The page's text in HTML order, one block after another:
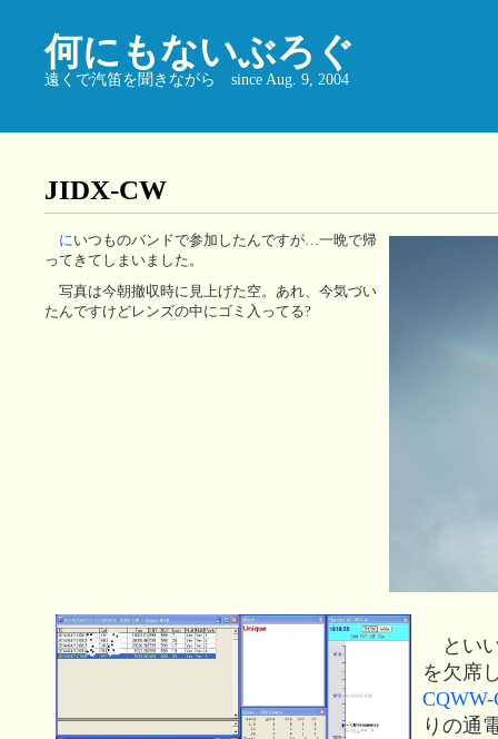
何にもないぶろぐ
遠くで汽笛を聞きながら since Aug. 9, 2004
JIDX-CW
にいつものバンドで参加したんですが…一晩で帰
ってきてしまいました。
写真は今朝撤収時に見上げた空。あれ、今気づい
たんですけどレンズの中にゴミ入ってる?
とい
を欠席
CQWW-
りの通